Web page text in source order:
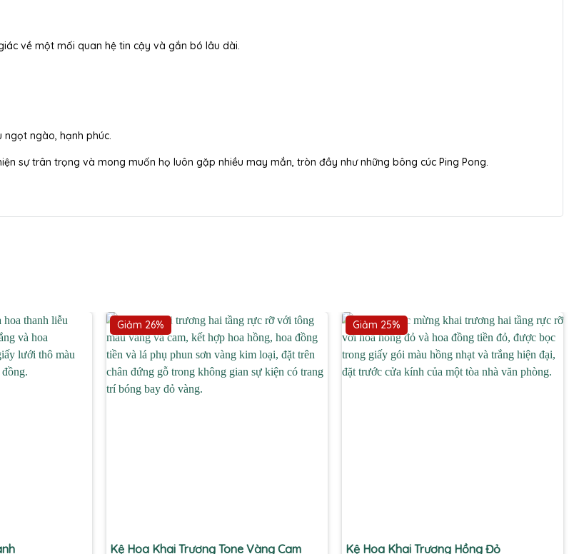
về một mối quan hệ tin cậy và gắn bó lâu dài.
ngào, hạnh phúc.
sự trân trọng và mong muốn họ luôn gặp nhiều may mắn, tròn đầy như những bông cúc Ping Pong.
Giảm 26%
Kệ Hoa Khai Trương Tone Vàng Cam
Giảm 25%
Kệ Hoa Khai Trương Hồng Đỏ